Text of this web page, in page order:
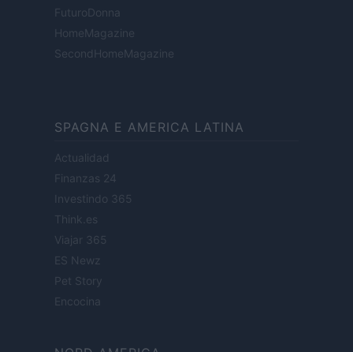
FuturoDonna
HomeMagazine
SecondHomeMagazine
SPAGNA E AMERICA LATINA
Actualidad
Finanzas 24
Investindo 365
Think.es
Viajar 365
ES Newz
Pet Story
Encocina